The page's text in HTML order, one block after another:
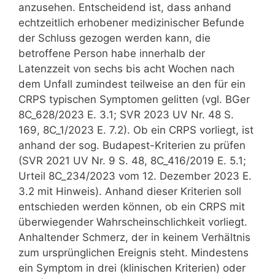
anzusehen. Entscheidend ist, dass anhand
echtzeitlich erhobener medizinischer Befunde
der Schluss gezogen werden kann, die
betroffene Person habe innerhalb der
Latenzzeit von sechs bis acht Wochen nach
dem Unfall zumindest teilweise an den für ein
CRPS typischen Symptomen gelitten (vgl. BGer
8C_628/2023 E. 3.1; SVR 2023 UV Nr. 48 S.
169, 8C_1/2023 E. 7.2). Ob ein CRPS vorliegt, ist
anhand der sog. Budapest-Kriterien zu prüfen
(SVR 2021 UV Nr. 9 S. 48, 8C_416/2019 E. 5.1;
Urteil 8C_234/2023 vom 12. Dezember 2023 E.
3.2 mit Hinweis). Anhand dieser Kriterien soll
entschieden werden können, ob ein CRPS mit
überwiegender Wahrscheinschlichkeit vorliegt.
Anhaltender Schmerz, der in keinem Verhältnis
zum ursprünglichen Ereignis steht. Mindestens
ein Symptom in drei (klinischen Kriterien) oder